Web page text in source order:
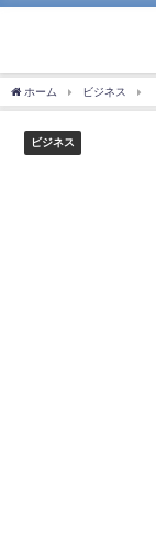
ホーム ビジネス
ビジネス